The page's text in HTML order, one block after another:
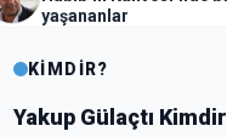
yaşananlar
KİMDİR?
Yakup Gülaçtı